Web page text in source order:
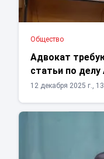
Общество
Адвокат
статьи по делу
12 декабря 2025 г.,